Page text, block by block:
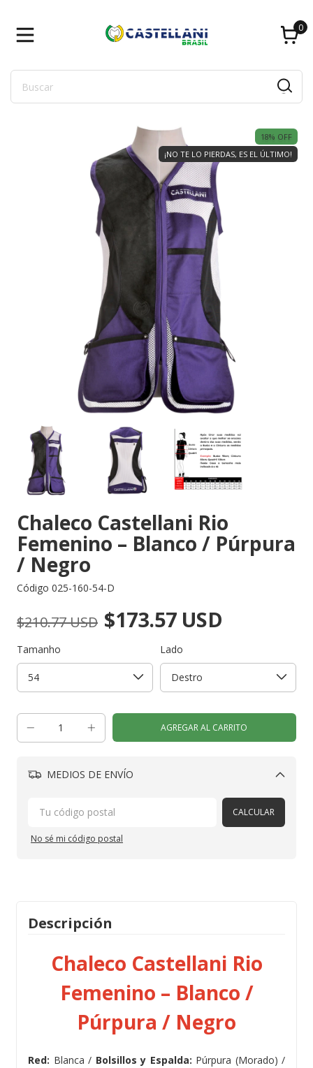
0
18% OFF
¡NO TE LO PIERDAS, ES EL ÚLTIMO!
Chaleco Castellani Rio
Femenino – Blanco / Púrpura
/ Negro
Código 025-160-54-D
$210.77 USD $173.57 USD
Tamanho Lado
MEDIOS DE ENVÍO
Cambiar CP
CALCULAR
No sé mi código postal
Descripción
Chaleco Castellani Rio
Femenino – Blanco /
Púrpura / Negro
Red: Blanca / Bolsillos y Espalda: Púrpura (Morado) /